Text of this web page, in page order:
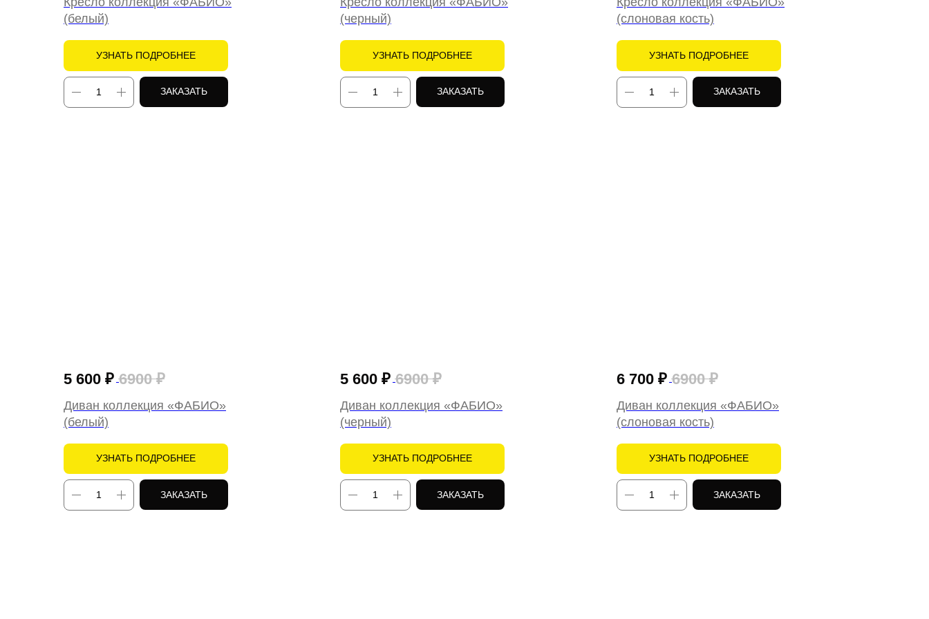
(белый)
УЗНАТЬ ПОДРОБНЕЕ
ЗАКАЗАТЬ
(черный)
УЗНАТЬ ПОДРОБНЕЕ
ЗАКАЗАТЬ
(слоновая кость)
УЗНАТЬ ПОДРОБНЕЕ
ЗАКАЗАТЬ
5 600 ₽ 6900 ₽
Диван коллекция «ФАБИО»
(белый)
УЗНАТЬ ПОДРОБНЕЕ
ЗАКАЗАТЬ
5 600 ₽ 6900 ₽
Диван коллекция «ФАБИО»
(черный)
УЗНАТЬ ПОДРОБНЕЕ
ЗАКАЗАТЬ
6 700 ₽ 6900 ₽
Диван коллекция «ФАБИО»
(слоновая кость)
УЗНАТЬ ПОДРОБНЕЕ
ЗАКАЗАТЬ